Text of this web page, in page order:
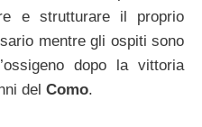
e strutturare il proprio
mentre gli ospiti sono
dopo la vittoria
del Como.